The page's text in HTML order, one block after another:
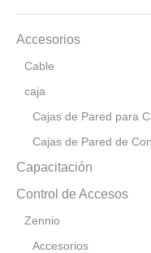
Accesorios
Cable
caja
Cajas de Pared para
Cajas de Pared de
Capacitación
Control de Accesos
Zennio
Accesorios